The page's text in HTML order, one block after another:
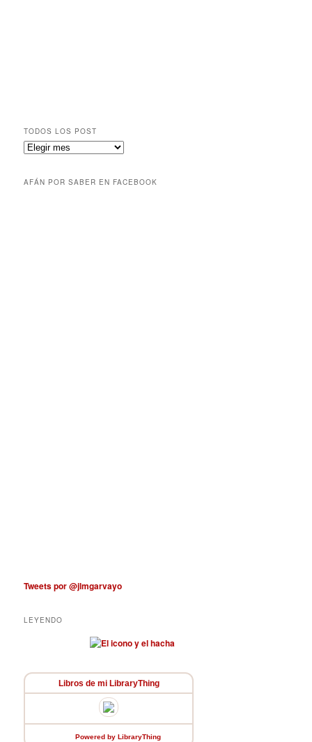
TODOS LOS POST
AFÁN POR SABER EN FACEBOOK
Tweets por @jlmgarvayo
LEYENDO
Libros de mi LibraryThing
Powered by LibraryThing